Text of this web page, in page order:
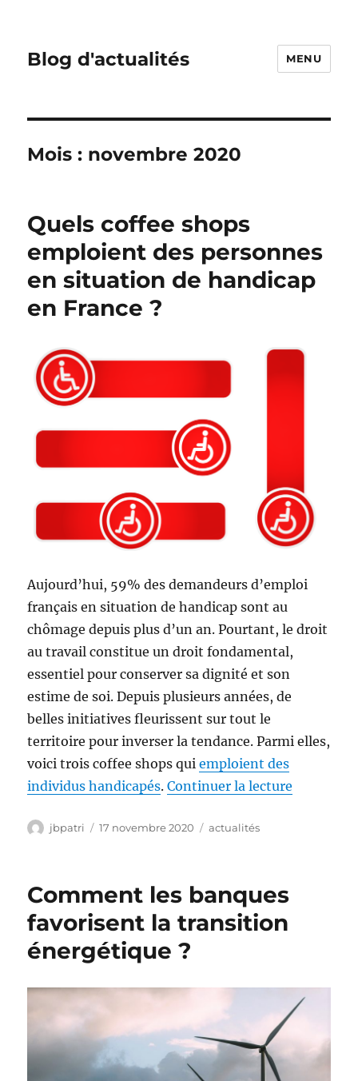
Blog d'actualités MENU
Mois : novembre 2020
Quels coffee shops
emploient des personnes
en situation de handicap
en France ?
Aujourd’hui, 59% des demandeurs d’emploi
français en situation de handicap sont au
chômage depuis plus d’un an. Pourtant, le droit
au travail constitue un droit fondamental,
essentiel pour conserver sa dignité et son
estime de soi. Depuis plusieurs années, de
belles initiatives fleurissent sur tout le
territoire pour inverser la tendance. Parmi elles,
voici trois coffee shops quiemploient des
individus handicapés.Continuer la lecture
Auteur
jbpatri
Publié
17 novembre 2020 Catégories
actualités
Comment les banques
favorisent la transition
énergétique ?